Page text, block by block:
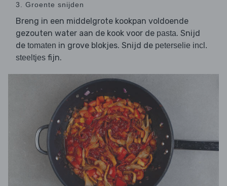
3. Groente snijden
Breng in een middelgrote kookpan voldoende
gezouten water aan de kook voor de pasta. Snijd
de tomaten in grove blokjes. Snijd de peterselie incl.
steeltjes fijn.